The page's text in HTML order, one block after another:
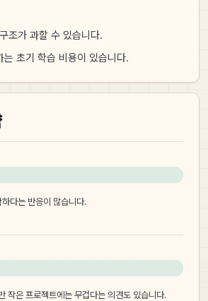
조가 과할 수 있습니다.
는 초기 학습 비용이 있습니다.
다는 반응이 많습니다.
작은 프로젝트에는 무겁다는 의견도 있습니다.